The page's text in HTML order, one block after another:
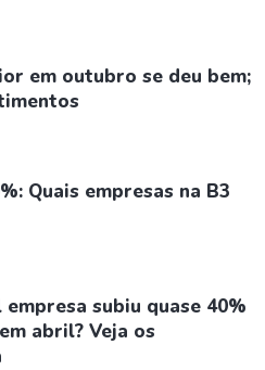
em outubro se deu bem;
Quais empresas na B3
subiu quase 40%
abril? Veja os